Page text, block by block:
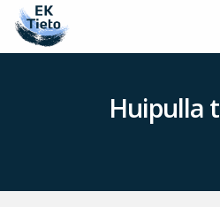
Huipulla